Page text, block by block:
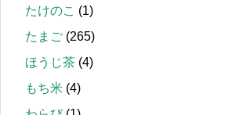
たけのこ (1)
たまご (265)
ほうじ茶 (4)
もち米 (4)